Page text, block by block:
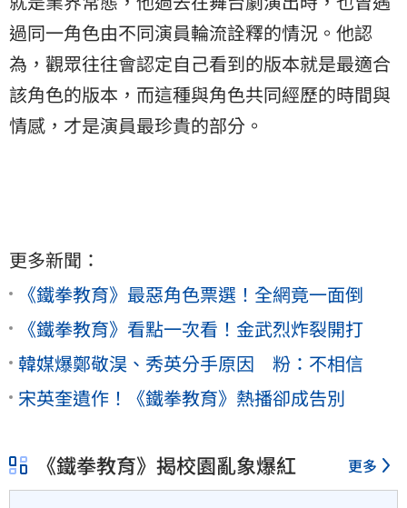
過同一角色由不同演員輪流詮釋的情況。他認
為，觀眾往往會認定自己看到的版本就是最適合
該角色的版本，而這種與角色共同經歷的時間與
情感，才是演員最珍貴的部分。
更多新聞：
《鐵拳教育》最惡角色票選！全網竟一面倒
《鐵拳教育》看點一次看！金武烈炸裂開打
韓媒爆鄭敬淏、秀英分手原因 粉：不相信
宋英奎遺作！《鐵拳教育》熱播卻成告別
《鐵拳教育》揭校園亂象爆紅 更多